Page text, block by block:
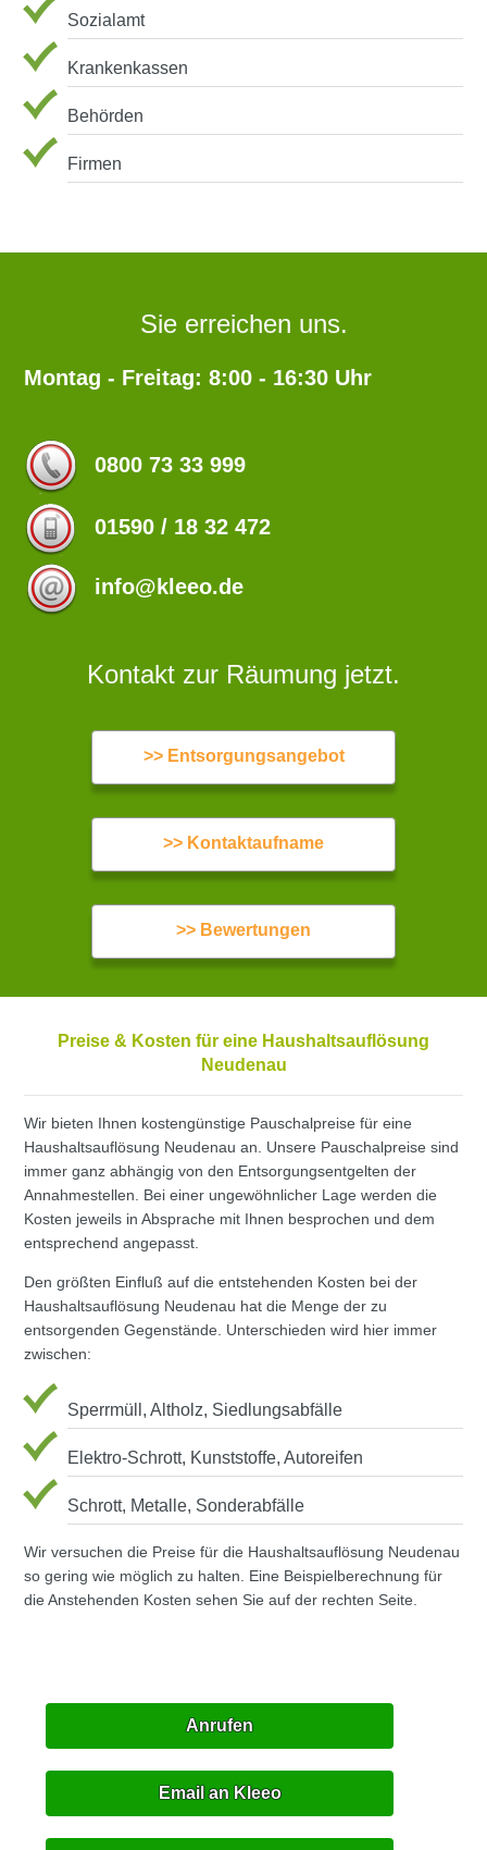
Sozialamt
Krankenkassen
Behörden
Firmen
Sie erreichen uns.
Montag - Freitag: 8:00 - 16:30 Uhr
0800 73 33 999
01590 / 18 32 472
info@kleeo.de
Kontakt zur Räumung jetzt.
>> Entsorgungsangebot
>> Kontaktaufname
>> Bewertungen
Preise & Kosten für eine Haushaltsauflösung
Neudenau
Wir bieten Ihnen kostengünstige Pauschalpreise für eine
Haushaltsauflösung Neudenau an. Unsere Pauschalpreise sind
immer ganz abhängig von den Entsorgungsentgelten der
Annahmestellen. Bei einer ungewöhnlicher Lage werden die
Kosten jeweils in Absprache mit Ihnen besprochen und dem
entsprechend angepasst.
Den größten Einfluß auf die entstehenden Kosten bei der
Haushaltsauflösung Neudenau hat die Menge der zu
entsorgenden Gegenstände. Unterschieden wird hier immer
zwischen:
Sperrmüll, Altholz, Siedlungsabfälle
Elektro-Schrott, Kunststoffe, Autoreifen
Schrott, Metalle, Sonderabfälle
Wir versuchen die Preise für die Haushaltsauflösung Neudenau
so gering wie möglich zu halten. Eine Beispielberechnung für
die Anstehenden Kosten sehen Sie auf der rechten Seite.
Anrufen
Email an Kleeo